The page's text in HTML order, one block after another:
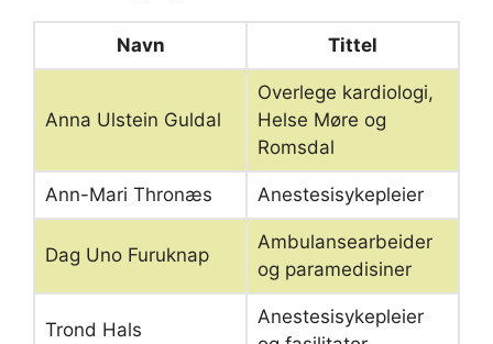
Navn Tittel
Anna Ulstein Guldal
Overlege kardiologi,
Helse Møre og
Romsdal
Ann-Mari Thronæs Anestesisykepleier
Dag Uno Furuknap
Ambulansearbeider
og paramedisiner
Trond Hals
Anestesisykepleier